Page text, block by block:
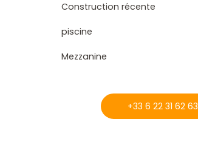
Construction récente
piscine
Mezzanine
+33 6 22 31 62 63